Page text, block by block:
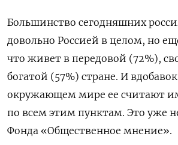
Большинство сегодняшних
довольно Россией в целом, но
что живет в передовой (72%),
богатой (57%) стране. И
окружающем мире ее считают
по всем этим пунктам. Это уже
Фонда «Общественное мнение».